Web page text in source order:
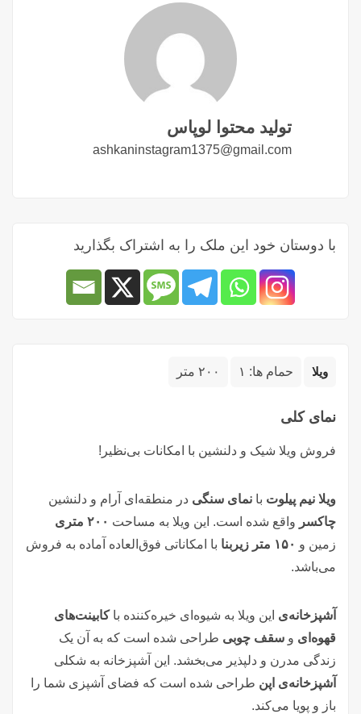
ویلا حمام ها: ۱ ۲۰۰ متر
نمای کلی
فروش ویلا شیک و دلنشین با امکانات بی‌نظیر!
ویلا نیم پیلوت با نمای سنگی در منطقه‌ای آرام و دلنشین
چاکسر واقع شده است. این ویلا به مساحت ۲۰۰ متری
زمین و ۱۵۰ متر زیربنا
با امکاناتی فوق‌العاده آماده به فروش
می‌باشد.
آشپزخانه‌ی این ویلا به شیوه‌ای خیره‌کننده باکابینت‌های
قهوه‌ای و سقف چوبی طراحی شده است که به آن یک
زندگی مدرن و دلپذیر می‌بخشد. این آشپزخانه به شکلی
آشپزخانه‌ی اپن طراحی شده است که فضای آشپزی شما را
باز و پویا می‌کند.
تولید محتوا لوپاس
ashkaninstagram1375@gmail.com
با دوستان خود این ملک را به اشتراک بگذارید